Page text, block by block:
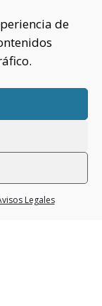
de
Legales